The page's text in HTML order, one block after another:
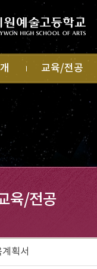
교육/전공
학교교육계획서
미술과
음악과
무용과
연극영화과
육/전공
획서